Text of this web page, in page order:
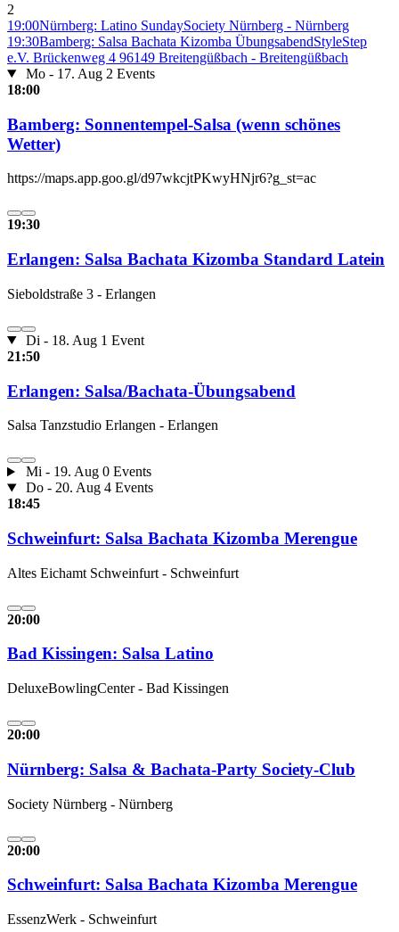
2
19:00Nürnberg: Latino SundaySociety Nürnberg - Nürnberg
19:30Bamberg: Salsa Bachata Kizomba ÜbungsabendStyleStep
e.V. Brückenweg 4 96149 Breitengüßbach - Breitengüßbach
Mo - 17. Aug 2 Events
18:00
Bamberg: Sonnentempel-Salsa (wenn schönes
Wetter)
https://maps.app.goo.gl/d97wkcjtPKwyHNjr6?g_st=ac
19:30
Erlangen: Salsa Bachata Kizomba Standard Latein
Sieboldstraße 3 - Erlangen
Di - 18. Aug 1 Event
21:50
Erlangen: Salsa/Bachata-Übungsabend
Salsa Tanzstudio Erlangen - Erlangen
Mi - 19. Aug 0 Events
Do - 20. Aug 4 Events
18:45
Schweinfurt: Salsa Bachata Kizomba Merengue
Altes Eichamt Schweinfurt - Schweinfurt
20:00
Bad Kissingen: Salsa Latino
DeluxeBowlingCenter - Bad Kissingen
20:00
Nürnberg: Salsa & Bachata-Party Society-Club
Society Nürnberg - Nürnberg
20:00
Schweinfurt: Salsa Bachata Kizomba Merengue
EssenzWerk - Schweinfurt